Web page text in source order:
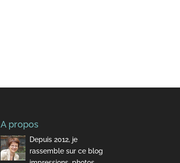
A propos
Depuis 2012, je
rassemble sur ce blog